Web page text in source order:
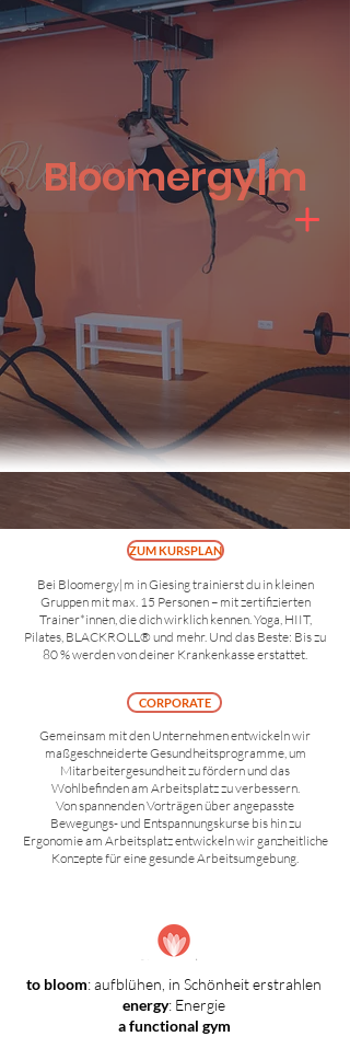
Bloomergy|m
ZUM KURSPLAN
Bei Bloomergy|m in Giesing trainierst du in kleinen
Gruppen mit max. 15 Personen – mit zertifizierten
Trainer*innen, die dich wirklich kennen. Yoga, HIIT,
Pilates, BLACKROLL® und mehr. Und das Beste: Bis zu
80 % werden von deiner Krankenkasse erstattet.
CORPORATE
Gemeinsam mit den Unternehmen entwickeln wir
maßgeschneiderte Gesundheitsprogramme, um
Mitarbeitergesundheit zu fördern und das
Wohlbefinden am Arbeitsplatz zu verbessern.
Von spannenden Vorträgen über angepasste
Bewegungs- und Entspannungskurse bis hin zu
Ergonomie am Arbeitsplatz entwickeln wir ganzheitliche
Konzepte für eine gesunde Arbeitsumgebung.
to bloom: aufblühen, in Schönheit erstrahlen
energy: Energie
a functional gym